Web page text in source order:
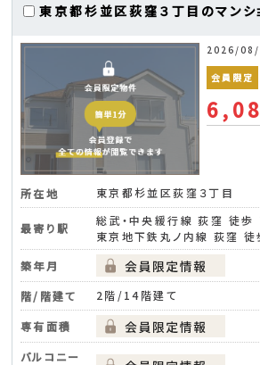
東京都杉並区荻窪３丁目のマンシ
2026/08/
会員限定
所在地 東京都杉並区荻窪３丁目
最寄り駅
総武・中央緩行線 荻窪 徒歩
東京地下鉄丸ノ内線 荻窪
築年月
階/階建て
2階/14階建て
専有面積
バルコニー